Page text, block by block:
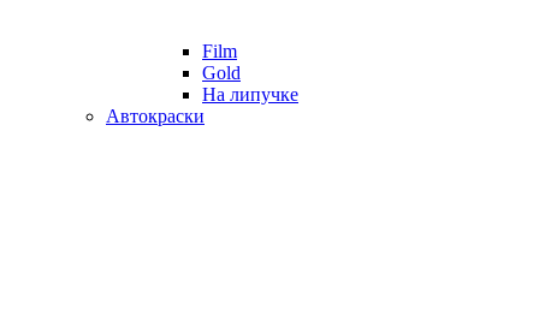
Film
Gold
На липучке
Автокраски